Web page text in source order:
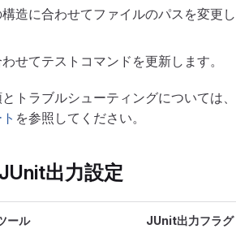
造に合わせてファイルのパスを変更し
せてテストコマンドを更新します。
トラブルシューティングについては、
を参照してください。
出力設定
ール JUnit出力フラグ